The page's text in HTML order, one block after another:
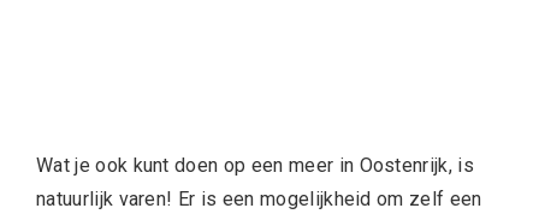
Wat je ook kunt doen op een meer in Oostenrijk, is
natuurlijk varen! Er is een mogelijkheid om zelf een